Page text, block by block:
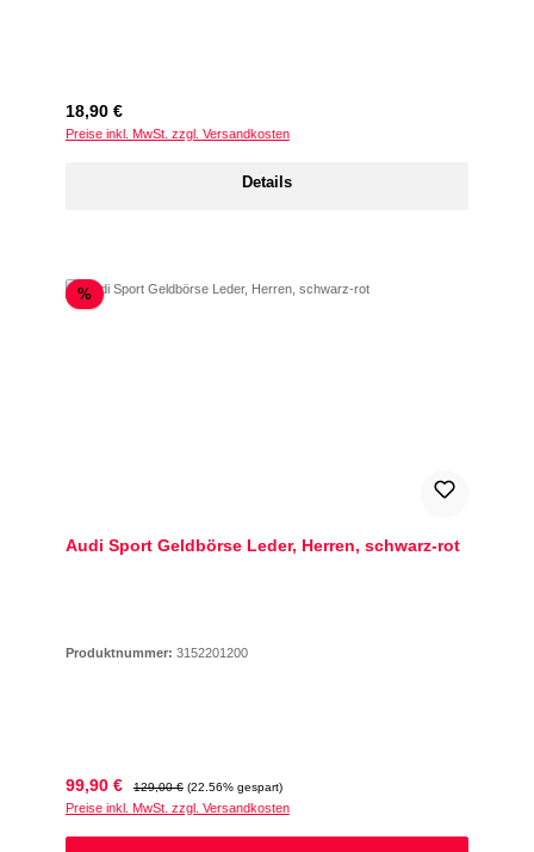
Regulärer Preis:
18,90 €
Preise inkl. MwSt. zzgl. Versandkosten
Details
%Rabatt
Audi Sport Geldbörse Leder, Herren, schwarz-rot
Produktnummer: 3152201200
Verkaufspreis:
99,90 € Regulärer Preis:
129,00 € (22.56% gespart)
Preise inkl. MwSt. zzgl. Versandkosten